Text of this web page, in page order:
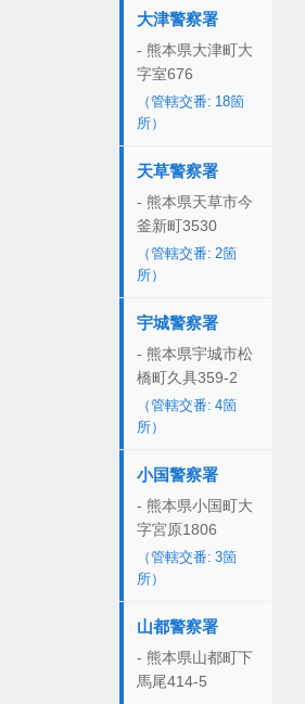
大津警察署
- 熊本県大津町大
字室676
（管轄交番: 18箇
所）
天草警察署
- 熊本県天草市今
釜新町3530
（管轄交番: 2箇
所）
宇城警察署
- 熊本県宇城市松
橋町久具359-2
（管轄交番: 4箇
所）
小国警察署
- 熊本県小国町大
字宮原1806
（管轄交番: 3箇
所）
山都警察署
- 熊本県山都町下
馬尾414-5